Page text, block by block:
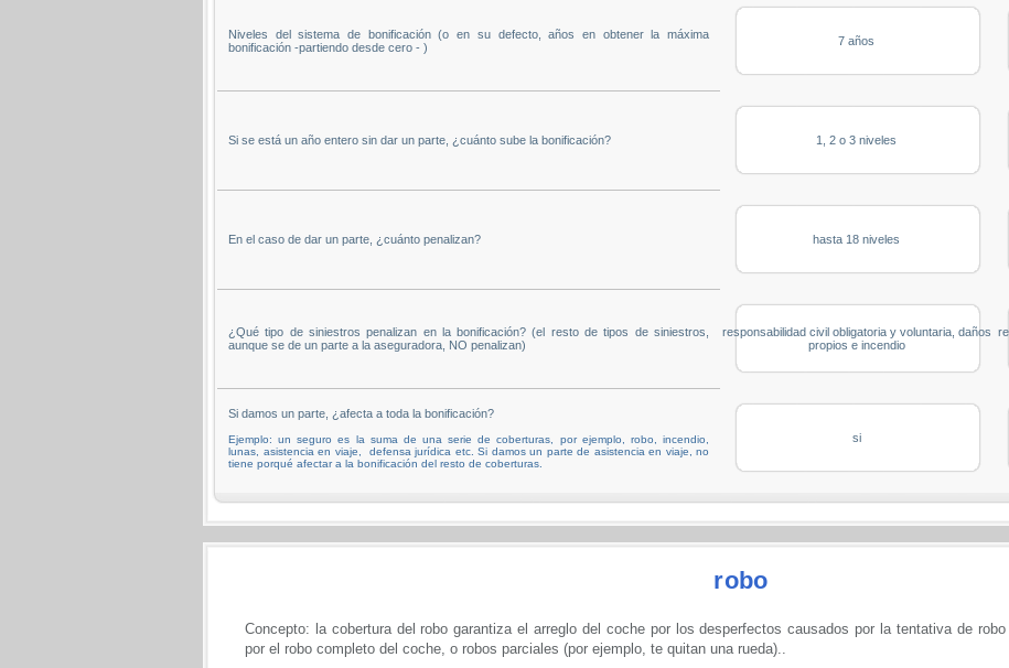
Niveles del sistema de bonificación (o en su defecto, años en obtener la máxima
bonificación -partiendo desde cero - )
7 años
Si se está un año entero sin dar un parte, ¿cuánto sube la bonificación? 1, 2 o 3 niveles
En el caso de dar un parte, ¿cuánto penalizan? hasta 18 niveles
¿Qué tipo de siniestros penalizan en la bonificación? (el resto de tipos de siniestros,
aunque se de un parte a la aseguradora, NO penalizan)
responsabilidad civil obligatoria y voluntaria, daños
propios e incendio
Si damos un parte, ¿afecta a toda la bonificación?
Ejemplo: un seguro es la suma de una serie de coberturas, por ejemplo, robo, incendio,
lunas, asistencia en viaje, defensa jurídica etc. Si damos un parte de asistencia en viaje, no
tiene porqué afectar a la bonificación del resto de coberturas.
si
robo
Concepto: la cobertura del robo garantiza el arreglo del coche por los desperfectos causados por la tentativa de robo
por el robo completo del coche, o robos parciales (por ejemplo, te quitan una rueda)..